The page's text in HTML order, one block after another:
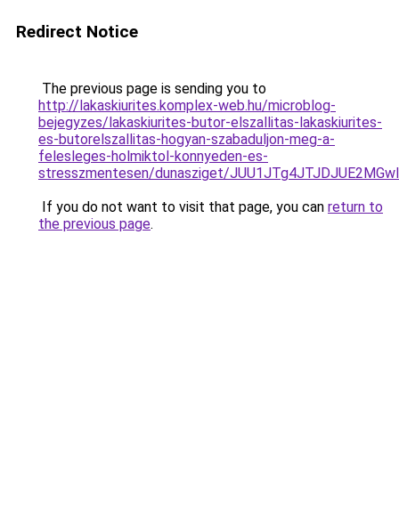
Redirect Notice
The previous page is sending you to
http://lakaskiurites.komplex-web.hu/microblog-
bejegyzes/lakaskiurites-butor-elszallitas-lakaskiurites-
es-butorelszallitas-hogyan-szabaduljon-meg-a-
felesleges-holmiktol-konnyeden-es-
stresszmentesen/dunasziget/
If you do not want to visit that page, you can return to
the previous page.